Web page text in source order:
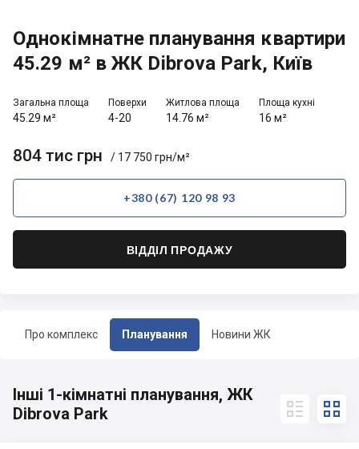
Про комплекс Планування Новини ЖК
Однокімнатне планування квартири
45.29 м² в ЖК Dibrova Park, Київ
Загальна площа
45.29 м²
Поверхи
4-20
Житлова площа
14.76 м²
Площа кухні
16 м²
804 тис грн / 17 750 грн/м²
+380 (67) 120 98 93
ВІДДІЛ ПРОДАЖУ
Інші 1-кімнатні планування, ЖК
Dibrova Park
 